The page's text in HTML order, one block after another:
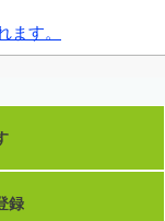
ます。
録